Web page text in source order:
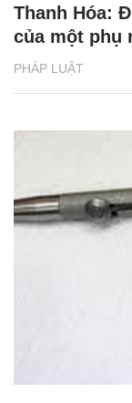
PHÁP LUẬT
Thanh Hóa:
của một phụ